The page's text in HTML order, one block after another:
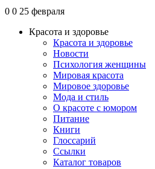
0 0 25 февраля
Красота и здоровье
Красота и здоровье
Новости
Психология женщины
Мировая красота
Мировое здоровье
Мода и стиль
О красоте с юмором
Питание
Книги
Глоссарий
Ссылки
Каталог товаров